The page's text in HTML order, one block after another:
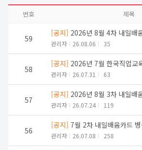
번호 제목
59
[공지] 2026년 8월 4차 내일배움카드 병원동
관리자 26.08.06 35
58
[공지] 2026년 7월 한국직업교육평가개발원 HRD 교육 병원동
관리자 26.07.31 63
57
[공지] 2026년 8월 3차 내일배움카드 병원동
관리자 26.07.24 119
56
[공지] 7월 2차 내일배움카드 병원동행매
관리자 26.07.08 258